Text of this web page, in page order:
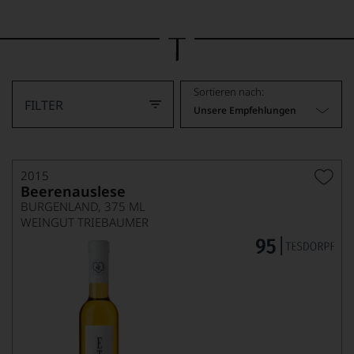
von
FILTER
Sortieren nach:
Unsere Empfehlungen
2015
Beerenauslese
BURGENLAND, 375 ML
WEINGUT TRIEBAUMER